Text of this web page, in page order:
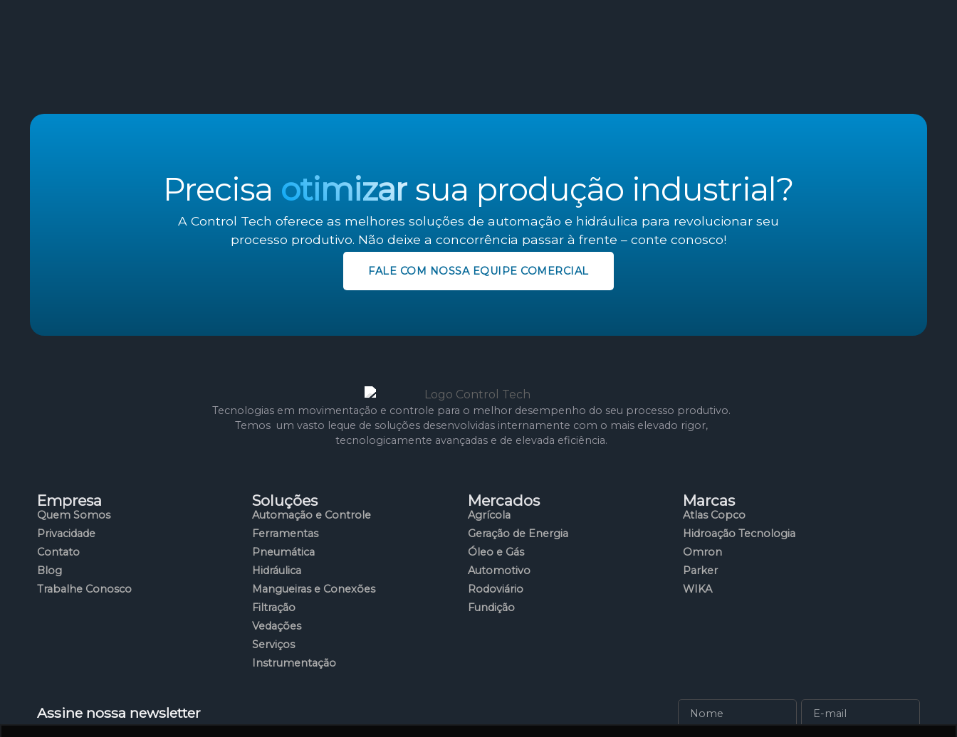
Precisa otimizar sua produção industrial?
A Control Tech oferece as melhores soluções de automação e hidráulica para revolucionar seu
processo produtivo. Não deixe a concorrência passar à frente – conte conosco!
FALE COM NOSSA EQUIPE COMERCIAL
Tecnologias em movimentação e controle para o melhor desempenho do seu processo produtivo.
Temos um vasto leque de soluções desenvolvidas internamente com o mais elevado rigor,
tecnologicamente avançadas e de elevada eficiência.
Empresa
Quem Somos
Privacidade
Contato
Blog
Trabalhe Conosco
Soluções
Automação e Controle
Ferramentas
Pneumática
Hidráulica
Mangueiras e Conexões
Filtração
Vedações
Serviços
Instrumentação
Mercados
Agrícola
Geração de Energia
Óleo e Gás
Automotivo
Rodoviário
Fundição
Marcas
Atlas Copco
Hidroação Tecnologia
Omron
Parker
WIKA
Assine nossa newsletter